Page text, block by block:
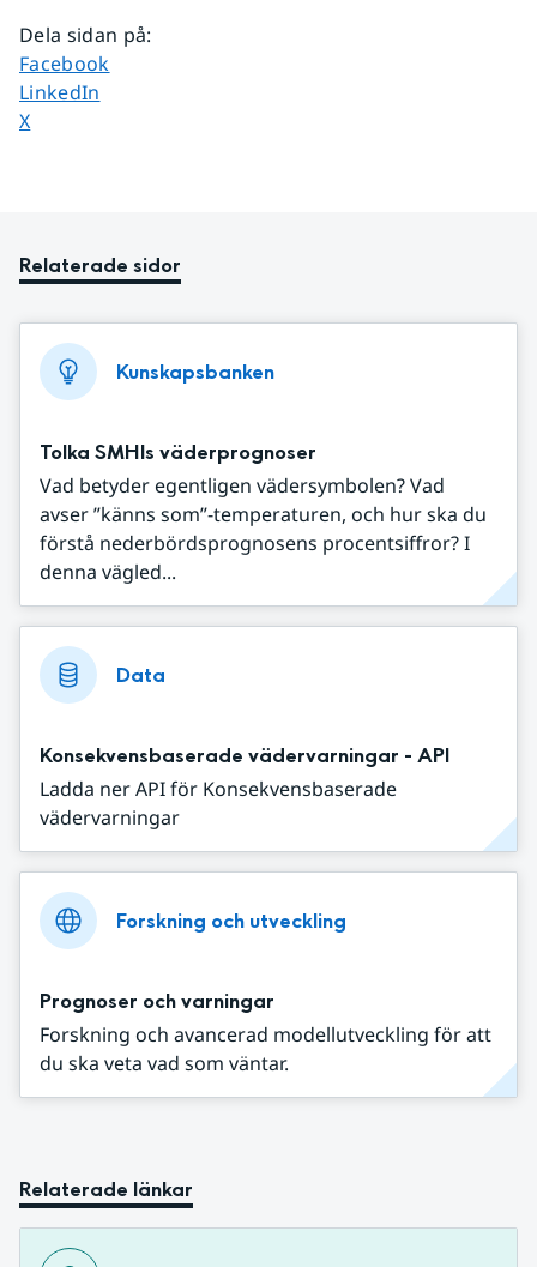
Dela sidan på:
Dela sidan på
Facebook
Dela sidan på
LinkedIn
Dela sidan på
X
Relaterade sidor
Kunskapsbanken
Tolka SMHIs väderprognoser
Vad betyder egentligen vädersymbolen? Vad
avser ”känns som”-temperaturen, och hur ska du
förstå nederbördsprognosens procentsiffror? I
denna vägled...
Data
Konsekvensbaserade vädervarningar - API
Ladda ner API för Konsekvensbaserade
vädervarningar
Forskning och utveckling
Prognoser och varningar
Forskning och avancerad modellutveckling för att
du ska veta vad som väntar.
Relaterade länkar